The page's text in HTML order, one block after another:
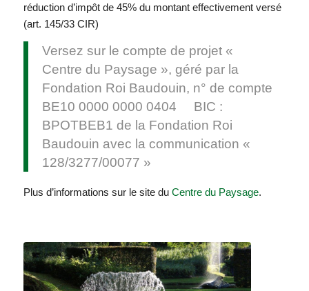
réduction d’impôt de 45% du montant effectivement versé
(art. 145/33 CIR)
Versez sur le compte de projet «
Centre du Paysage », géré par la
Fondation Roi Baudouin, n° de compte
BE10 0000 0000 0404 BIC :
BPOTBEB1 de la Fondation Roi
Baudouin avec la communication «
128/3277/00077 »
Plus d’informations sur le site du Centre du Paysage.